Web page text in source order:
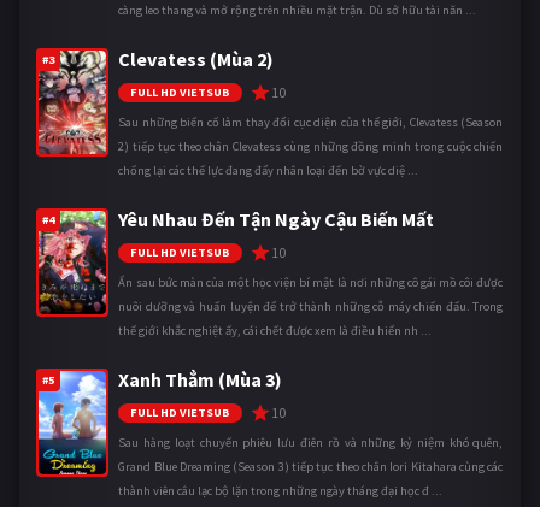
càng leo thang và mở rộng trên nhiều mặt trận. Dù sở hữu tài năn ...
#3 Clevatess (Mùa 2)
FULL HD VIETSUB 10
Sau những biến cố làm thay đổi cục diện của thế giới, Clevatess (Season
2) tiếp tục theo chân Clevatess cùng những đồng minh trong cuộc chiến
chống lại các thế lực đang đẩy nhân loại đến bờ vực diệ ...
#4 Yêu Nhau Đến Tận Ngày Cậu Biến Mất
FULL HD VIETSUB 10
Ẩn sau bức màn của một học viện bí mật là nơi những cô gái mồ côi được
nuôi dưỡng và huấn luyện để trở thành những cỗ máy chiến đấu. Trong
thế giới khắc nghiệt ấy, cái chết được xem là điều hiển nh ...
#5 Xanh Thẳm (Mùa 3)
FULL HD VIETSUB 10
Sau hàng loạt chuyến phiêu lưu điên rồ và những kỷ niệm khó quên,
Grand Blue Dreaming (Season 3) tiếp tục theo chân Iori Kitahara cùng các
thành viên câu lạc bộ lặn trong những ngày tháng đại học đ ...